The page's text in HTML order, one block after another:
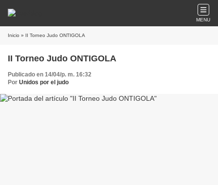
MENU
Inicio » II Torneo Judo ONTIGOLA
II Torneo Judo ONTIGOLA
Publicado en 14/04/p. m. 16:32
Por Unidos por el judo